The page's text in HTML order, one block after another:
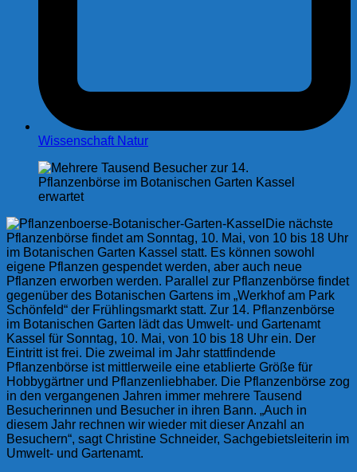
Wissenschaft Natur
Die nächste
Pflanzenbörse findet am Sonntag, 10. Mai, von 10 bis 18 Uhr
im Botanischen Garten Kassel statt. Es können sowohl
eigene Pflanzen gespendet werden, aber auch neue
Pflanzen erworben werden. Parallel zur Pflanzenbörse findet
gegenüber des Botanischen Gartens im „Werkhof am Park
Schönfeld“ der Frühlingsmarkt statt. Zur 14. Pflanzenbörse
im Botanischen Garten lädt das Umwelt- und Gartenamt
Kassel für Sonntag, 10. Mai, von 10 bis 18 Uhr ein. Der
Eintritt ist frei. Die zweimal im Jahr stattfindende
Pflanzenbörse ist mittlerweile eine etablierte Größe für
Hobbygärtner und Pflanzenliebhaber. Die Pflanzenbörse zog
in den vergangenen Jahren immer mehrere Tausend
Besucherinnen und Besucher in ihren Bann. „Auch in
diesem Jahr rechnen wir wieder mit dieser Anzahl an
Besuchern“, sagt Christine Schneider, Sachgebietsleiterin im
Umwelt- und Gartenamt.